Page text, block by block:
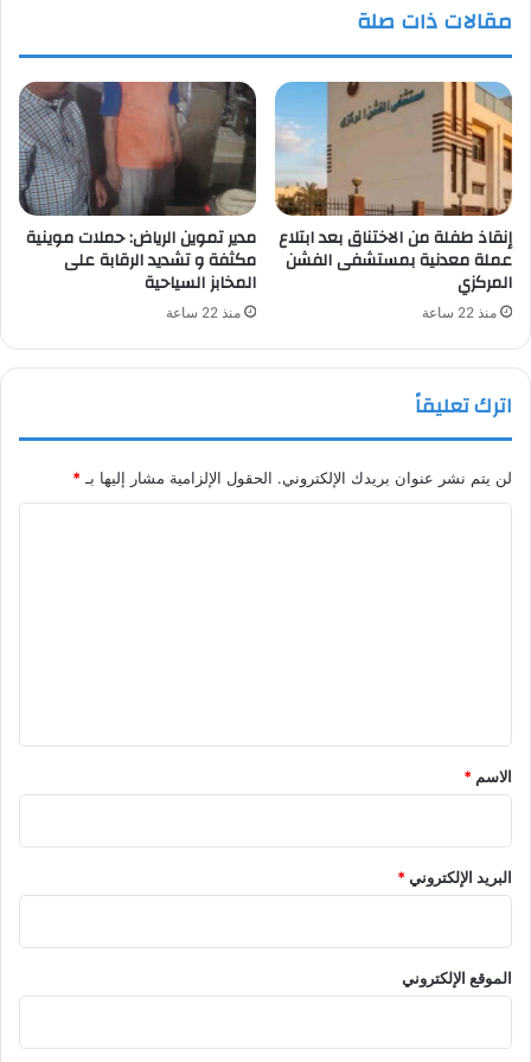
مقالات ذات صلة
إنقاذ طفلة من الاختناق بعد ابتلاع
عملة معدنية بمستشفى الفشن
المركزي
منذ 22 ساعة
مدير تموين الرياض: حملات موينية
مكثفة و تشديد الرقابة على
المخابز السياحية
منذ 22 ساعة
اترك تعليقاً
لن يتم نشر عنوان بريدك الإلكتروني. الحقول الإلزامية مشار إليها بـ *
*
الاسم *
البريد الإلكتروني*
الموقع الإلكتروني